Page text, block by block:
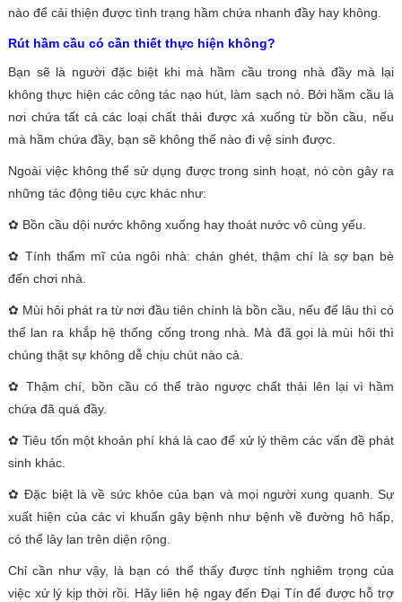
nào để cải thiện được tình trạng hầm chứa nhanh đầy hay không.
Rút hầm cầu có cần thiết thực hiện không?
Bạn sẽ là người đặc biệt khi mà hầm cầu trong nhà đầy mà lại
không thực hiện các công tác nạo hút, làm sạch nó. Bởi hầm cầu là
nơi chứa tất cả các loại chất thải được xả xuống từ bồn cầu, nếu
mà hầm chứa đầy, bạn sẽ không thể nào đi vệ sinh được.
Ngoài việc không thể sử dụng được trong sinh hoạt, nó còn gây ra
những tác động tiêu cực khác như:
✿ Bồn cầu dội nước không xuống hay thoát nước vô cùng yếu.
✿ Tính thẩm mĩ của ngôi nhà: chán ghét, thậm chí là sợ bạn bè
đến chơi nhà.
✿ Mùi hôi phát ra từ nơi đầu tiên chính là bồn cầu, nếu để lâu thì có
thể lan ra khắp hệ thống cống trong nhà. Mà đã gọi là mùi hôi thì
chúng thật sự không dễ chịu chút nào cả.
✿ Thậm chí, bồn cầu có thể trào ngược chất thải lên lại vì hầm
chứa đã quá đầy.
✿ Tiêu tốn một khoản phí khá là cao để xử lý thêm các vấn đề phát
sinh khác.
✿ Đặc biệt là về sức khỏe của bạn và mọi người xung quanh. Sự
xuất hiện của các vi khuẩn gây bệnh như bệnh về đường hô hấp,
có thể lây lan trên diện rộng.
Chỉ cần như vậy, là bạn có thể thấy được tính nghiêm trọng của
việc xử lý kịp thời rồi. Hãy liên hệ ngay đến Đại Tín để được hỗ trợ